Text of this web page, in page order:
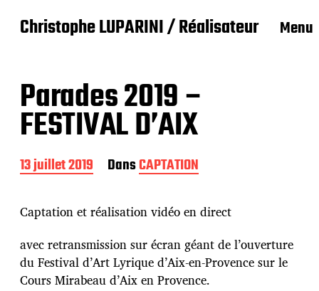
Christophe LUPARINI / Réalisateur Menu
Parades 2019 –
FESTIVAL D’AIX
D
a
e
d
p
u
b
13 juillet 2019 DansCAPTATION
Captation et réalisation vidéo en direct
avec retransmission sur écran géant de l’ouverture
du Festival d’Art Lyrique d’Aix-en-Provence sur le
Cours Mirabeau d’Aix en Provence.